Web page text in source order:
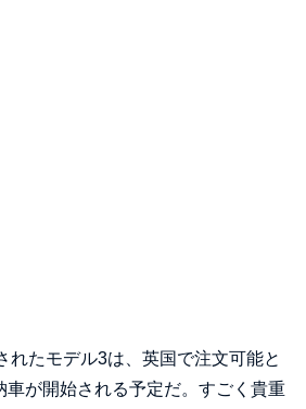
れたモデル3は、英国で注文可能と
車が開始される予定だ。すごく貴重